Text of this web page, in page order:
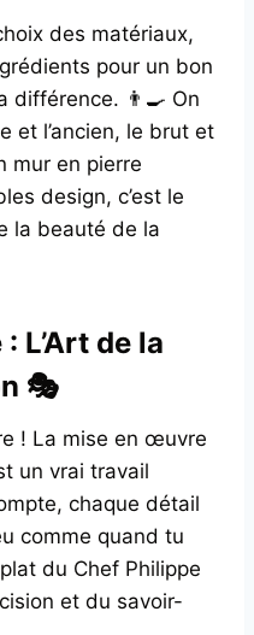
des matériaux,
pour un bon
différence. 👨‍🍳 On
et l’ancien, le brut et
mur en pierre
design, c’est le
la beauté de la
L’Art de la
🎭
! La mise en œuvre
un vrai travail
chaque détail
comme quand tu
du Chef Philippe
et du savoir-